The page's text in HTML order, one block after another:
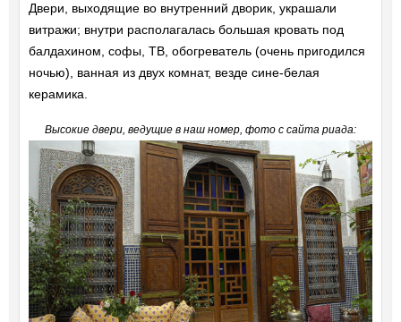
Двери, выходящие во внутренний дворик, украшали
витражи; внутри располагалась большая кровать под
балдахином, софы, ТВ, обогреватель (очень пригодился
ночью), ванная из двух комнат, везде сине-белая
керамика.
Высокие двери, ведущие в наш номер, фото с сайта риада: